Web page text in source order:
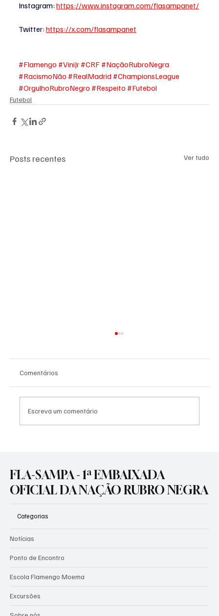
Instagram: https://www.instagram.com/flasampanet/
Twitter: https://x.com/flasampanet
#Flamengo #ViniJr #CRF #NaçãoRubroNegra
#RacismoNão #RealMadrid #ChampionsLeague
#OrgulhoRubroNegro #Respeito #Futebol
Futebol
Posts recentes Ver tudo
do Vasco
Comentários
Escreva um comentário
FLA-SAMPA - 1ª EMBAIXADA
OFICIAL DA NAÇÃO RUBRO NEGRA
Categorias
Notícias
Ponto de Encontro
Escola Flamengo Moema
Excursões